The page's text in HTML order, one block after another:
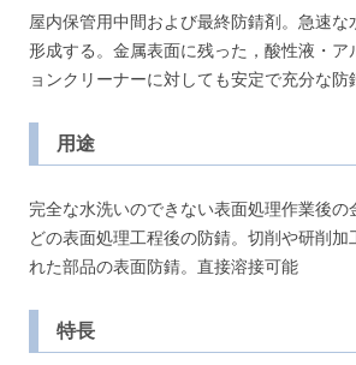
屋内保管用中間および最終防錆剤。急速な
形成する。金属表面に残った，酸性液・ア
ョンクリーナーに対しても安定で充分な防
用途
完全な水洗いのできない表面処理作業後の
どの表面処理工程後の防錆。切削や研削加
れた部品の表面防錆。直接溶接可能
特長